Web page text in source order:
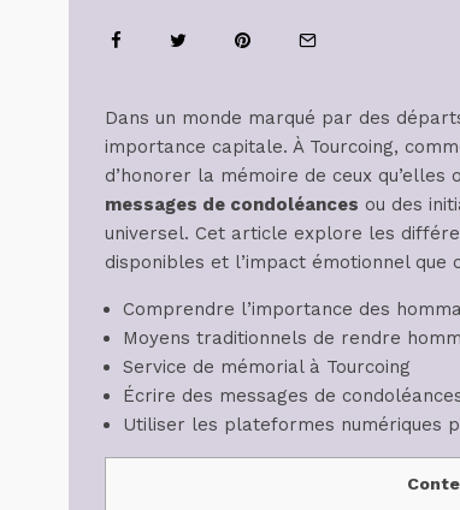
Dans un monde marqué par des
importance capitale. À Tourcoing,
d’honorer la mémoire de ceux
messages de condoléances ou des
universel. Cet article explore les
disponibles et l’impact émotionnel
Comprendre l’importance des
Moyens traditionnels de rendre
Service de mémorial à Tourcoing
Écrire des messages de
Utiliser les plateformes numériques